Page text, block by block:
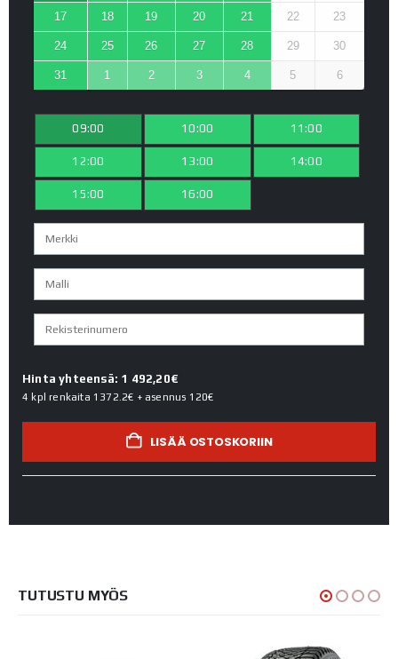
17 18 19 20 21 22 23
24 25 26 27 28 29 30
31 1 2 3 4 5 6
09:00 10:00 11:00
12:00 13:00 14:00
15:00 16:00
Hinta yhteensä: 1 492,20€
4 kpl renkaita 1372.2€ + asennus 120€
LISÄÄ OSTOSKORIIN
TUTUSTU MYÖS